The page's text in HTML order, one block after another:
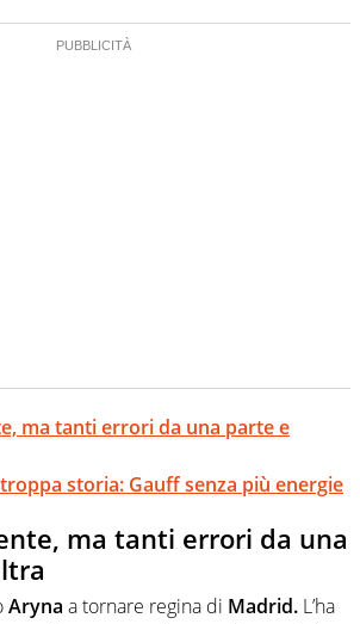
ma tanti errori da una parte e
storia: Gauff senza più energie
ma tanti errori da una
Aryna a tornare regina di Madrid. L’ha